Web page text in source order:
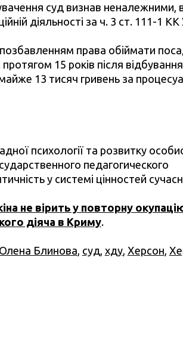
суд визнав неналежними,
діяльності за ч. 3 ст. 111-1 КК
права обіймати
15 років після
13 тисяч гривень за
психології та розвитку
педагогического
у системі цінностей
не вірить у повторну
діяча в Криму.
Олена Блинова суд хду, Херсон